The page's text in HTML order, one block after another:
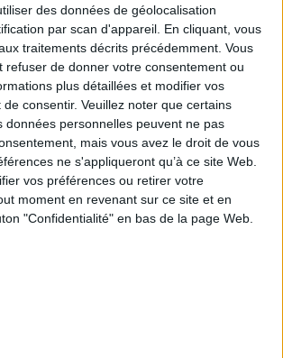
des données de géolocalisation
par scan d'appareil. En cliquant, vous
traitements décrits précédemment. Vous
refuser de donner votre consentement ou
plus détaillées et modifier vos
consentir. Veuillez noter que certains
données personnelles peuvent ne pas
mais vous avez le droit de vous
ne s'appliqueront qu’à ce site Web.
vos préférences ou retirer votre
moment en revenant sur ce site et en
"Confidentialité" en bas de la page Web.
une convention de partenariat
national de l’Ordre des experts-
Conseil national des greffiers des
vise notamment à
de chacune des deux
des entrepreneurs.
k4_20893810/